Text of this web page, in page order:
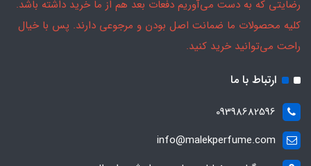
رضایتی که به دست می‌آوریم دفعات بعد هم از ما خرید داشته باشد.
کلیه محصولات ما ضمانت اصل بودن و مرجوعی دارند. پس با خیال
راحت می‌توانید خرید کنید.
ارتباط با ما
09398682596
info@malekperfume.com